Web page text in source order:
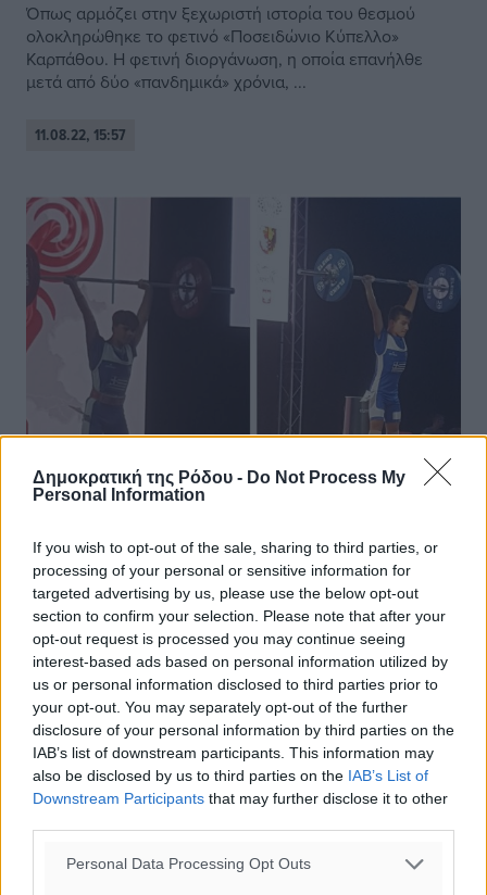
Δημοκρατική της Ρόδου - Do Not Process My
Personal Information
If you wish to opt-out of the sale, sharing to third parties, or
processing of your personal or sensitive information for
targeted advertising by us, please use the below opt-out
section to confirm your selection. Please note that after your
opt-out request is processed you may continue seeing
interest-based ads based on personal information utilized by
us or personal information disclosed to third parties prior to
your opt-out. You may separately opt-out of the further
disclosure of your personal information by third parties on the
IAB’s list of downstream participants. This information may
also be disclosed by us to third parties on the IAB’s List of
Downstream Participants that may further disclose it to other
Personal Data Processing Opt Outs
Όπως αρμόζει στην ξεχωριστή ιστορία του θεσμού
ολοκληρώθηκε το φετινό «Ποσειδώνιο Κύπελλο»
Καρπάθου. Η φετινή διοργάνωση, η οποία επανήλθε
μετά από δύο «πανδημικά» χρόνια, ...
11.08.22, 15:57
Ευρωπαϊκό Πρωτάθλημα άρσης βαρών
U15: Εξαιρετική εμφάνιση και 8η θέση
για τον Παναγιώτη Σπύρου
Με τον καλύτερο τρόπο ξεκίνησε το Ευρωπαϊκό
Πρωτάθλημα άρσης βαρών Παίδων- Κορασίδων για την
χώρα μας. Στην πρώτη ημέρα της διοργάνωσης που
φιλοξενείται στην πόλη Ραζίν της ...
11.08.22, 15:56